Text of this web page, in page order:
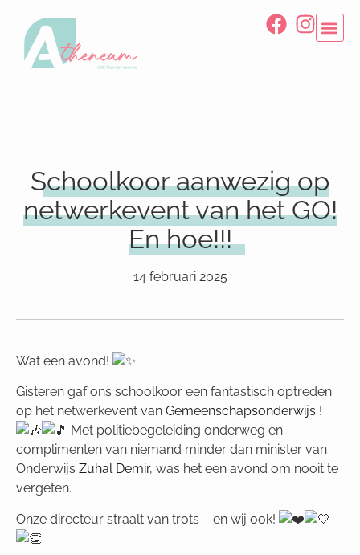
Schoolkoor aanwezig op
netwerkevent van het GO!
En hoe!!!
14 februari 2025
Wat een avond!
Gisteren gaf ons schoolkoor een fantastisch optreden
op het netwerkevent van Gemeenschapsonderwijs !
Met politiebegeleiding onderweg en
complimenten van niemand minder dan minister van
Onderwijs Zuhal Demir, was het een avond om nooit te
vergeten.
Onze directeur straalt van trots – en wij ook!